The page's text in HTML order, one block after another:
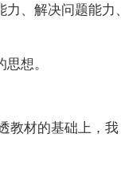
、解决问题能力、
想。
材的基础上，我